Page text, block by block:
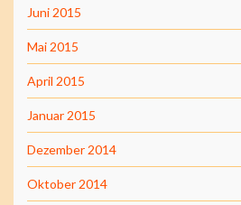
Juni 2015
Mai 2015
April 2015
Januar 2015
Dezember 2014
Oktober 2014